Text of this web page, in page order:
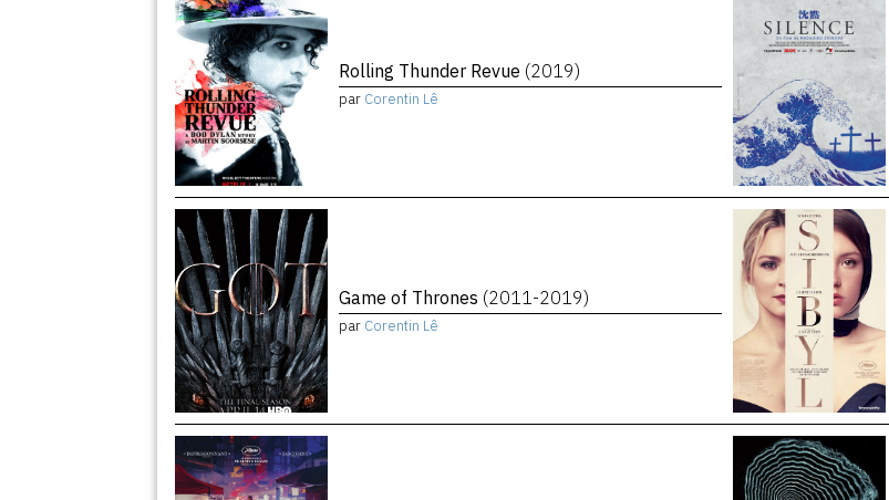
Rolling Thunder Revue (2019)
par Corentin Lê
Game of Thrones (2011-2019)
par Corentin Lê